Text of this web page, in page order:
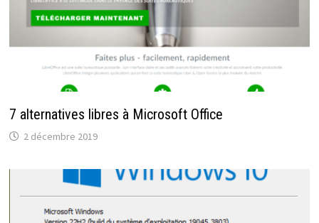
7 alternatives libres à Microsoft Office
2 décembre 2019